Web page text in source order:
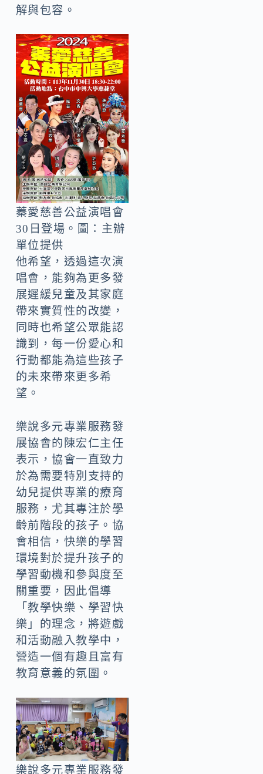
解與包容。
蓁愛慈善公益演唱會
30日登場。圖：主辦
單位提供
他希望，透過這次演
唱會，能夠為更多發
展遲緩兒童及其家庭
帶來實質性的改變，
同時也希望公眾能認
識到，每一份愛心和
行動都能為這些孩子
的未來帶來更多希
望。
樂說多元專業服務發
展協會的陳宏仁主任
表示，協會一直致力
於為需要特別支持的
幼兒提供專業的療育
服務，尤其專注於學
齡前階段的孩子。協
會相信，快樂的學習
環境對於提升孩子的
學習動機和參與度至
關重要，因此倡導
「教學快樂、學習快
樂」的理念，將遊戲
和活動融入教學中，
營造一個有趣且富有
教育意義的氛圍。
樂說多元專業服務發